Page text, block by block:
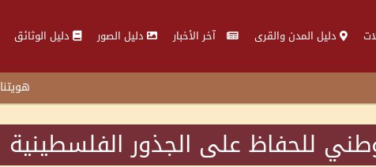
دليل المدن والقرى آخر الأخبار دليل الصور دليل الوثائق
هويتنا
للحفاظ على الجذور الفلسطينية